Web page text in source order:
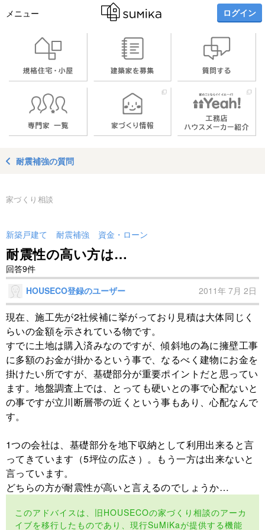
メニュー ログイン
耐震補強の質問
家づくり相談
新築戸建て 耐震補強 資金・ローン
耐震性の高い方は…
回答9件
HOUSECO登録のユーザー
2011年 7月 2日
現在、施工先が2社候補に挙がっており見積は大体同じく
らいの金額を示されている物です。
すでに土地は購入済みなのですが、傾斜地の為に擁壁工事
に多額のお金が掛かるという事で、なるべく建物にお金を
掛けたい所ですが、基礎部分が重要ポイントだと思ってい
ます。地盤調査上では、とっても硬いとの事で心配ないと
の事ですが立川断層帯の近くという事もあり、心配なんで
す。
1つの会社は、基礎部分を地下収納として利用出来ると言
ってきています（5坪位の広さ）。もう一方は出来ないと
言っています。
どちらの方が耐震性が高いと言えるのでしょうか…
このアドバイスは、旧HOUSECOの家づくり相談のアーカ
イブを移行したものであり、現行SuMiKaが提供する機能